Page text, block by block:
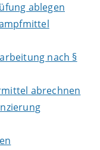
ablegen
nach §
abrechnen